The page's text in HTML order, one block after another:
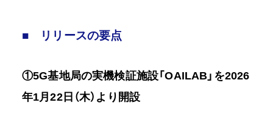
■ リリースの要点
①5G基地局の実機検証施設「OAILAB」を2026
年1月22日（木）より開設